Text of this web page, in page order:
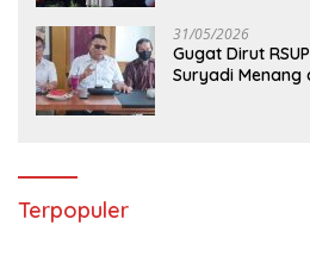
31/05/2026
Gugat Dirut
Suryadi Menang
Terpopuler